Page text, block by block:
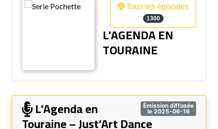
Tous les épisodes
1300
L'AGENDA EN
TOURAINE
Émission diffusée
le 2025-06-16
L’Agenda en
Touraine – Just’Art Dance